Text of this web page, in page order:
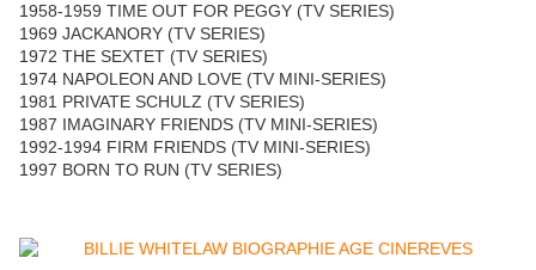
1958-1959 TIME OUT FOR PEGGY (TV SERIES)
1969 JACKANORY (TV SERIES)
1972 THE SEXTET (TV SERIES)
1974 NAPOLEON AND LOVE (TV MINI-SERIES)
1981 PRIVATE SCHULZ (TV SERIES)
1987 IMAGINARY FRIENDS (TV MINI-SERIES)
1992-1994 FIRM FRIENDS (TV MINI-SERIES)
1997 BORN TO RUN (TV SERIES)